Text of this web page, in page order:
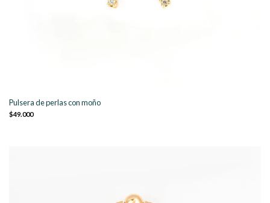
Pulsera de perlas con moño
$49.000